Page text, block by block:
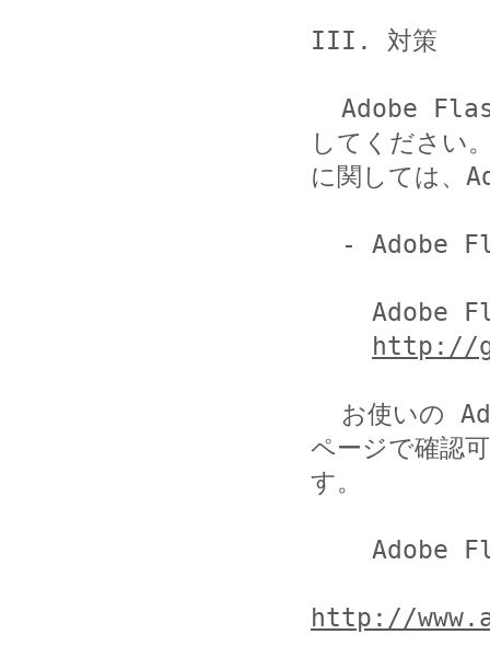
III. 対策
してください
に関しては、
http://
ページで確認
す。
http://